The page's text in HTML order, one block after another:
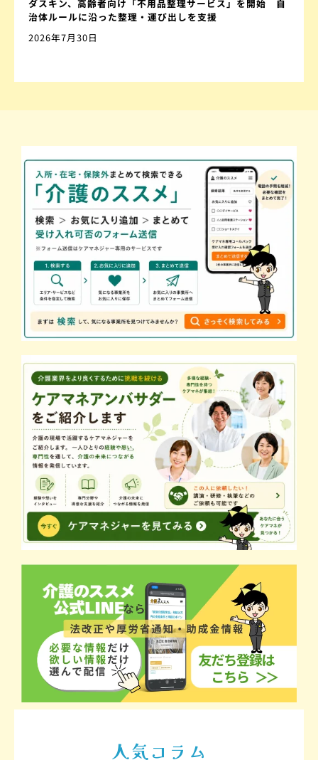
ダスキン、高齢者向け「不用品整理サービス」を開始 自
治体ルールに沿った整理・運び出しを支援
2026年7月30日
人気コラム